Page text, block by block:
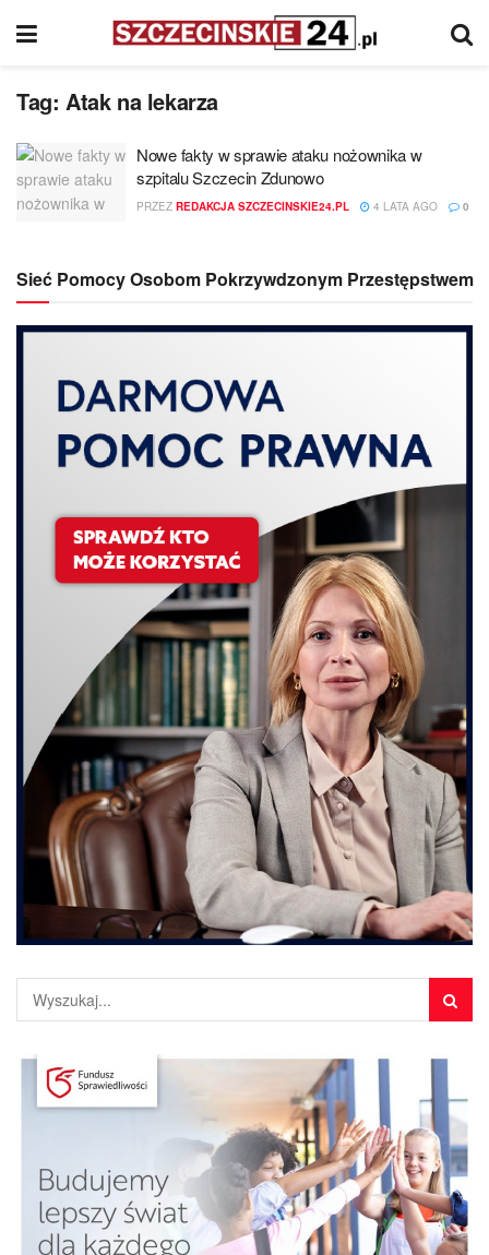
Tag: Atak na lekarza
Nowe fakty w sprawie ataku nożownika w
szpitalu Szczecin Zdunowo
PRZEZ REDAKCJA SZCZECINSKIE24.PL 4 LATA AGO 0
Sieć Pomocy Osobom Pokrzywdzonym Przestępstwem